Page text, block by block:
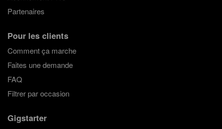
Partenaires
Pour les clients
Comment ça marche
Faites une demande
FAQ
Filtrer par occasion
Gigstarter